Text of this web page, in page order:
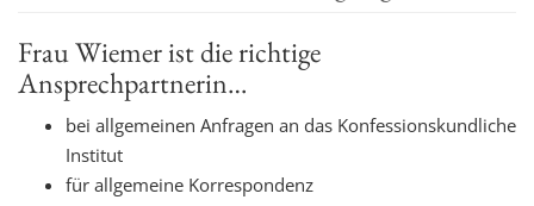
i
Frau Wiemer ist die richtige
Ansprechpartnerin…
bei allgemeinen Anfragen an das Konfessionskundliche
Institut
für allgemeine Korrespondenz